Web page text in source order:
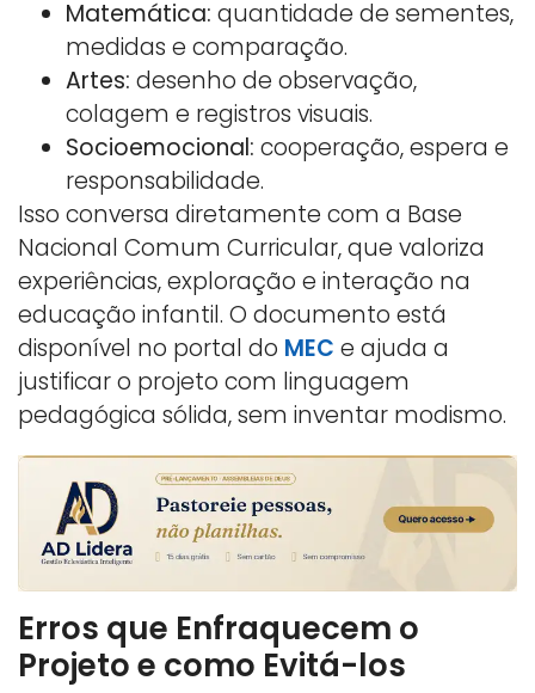
Matemática: quantidade de sementes,
medidas e comparação.
Artes: desenho de observação,
colagem e registros visuais.
Socioemocional: cooperação, espera e
responsabilidade.
Isso conversa diretamente com a Base
Nacional Comum Curricular, que valoriza
experiências, exploração e interação na
educação infantil. O documento está
disponível no portal do MEC e ajuda a
justificar o projeto com linguagem
pedagógica sólida, sem inventar modismo.
Erros que Enfraquecem o
Projeto e como Evitá-los